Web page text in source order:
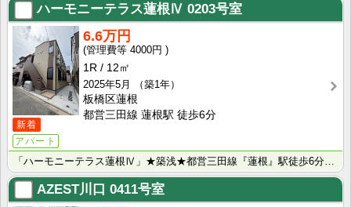
ハーモニーテラス蓮根Ⅳ 0203号室
新着
アパート
6.6万円
4000円
1R
12㎡
2025年5月
（築1年）
板橋区蓮根
都営三田線 蓮根駅 徒歩6分
AZEST川口 0411号室